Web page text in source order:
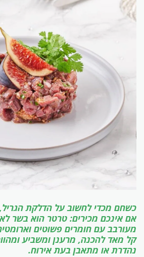
כשחם מכדי לחשוב על הדלקת
אם אינכם מכירים: טרטר הוא בשר
מעורבב עם חומרים פשוטים
קל מאד להכנה, מרענן ומשביע
נהדרת או מתאבן בעת אירוח.